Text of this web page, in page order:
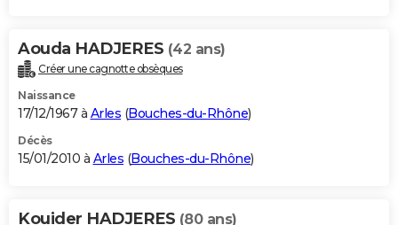
Aouda HADJERES (42 ans)
Créer une cagnotte obsèques
Naissance
17/12/1967 à Arles (Bouches-du-Rhône)
Décès
15/01/2010 à Arles (Bouches-du-Rhône)
Kouider HADJERES (80 ans)